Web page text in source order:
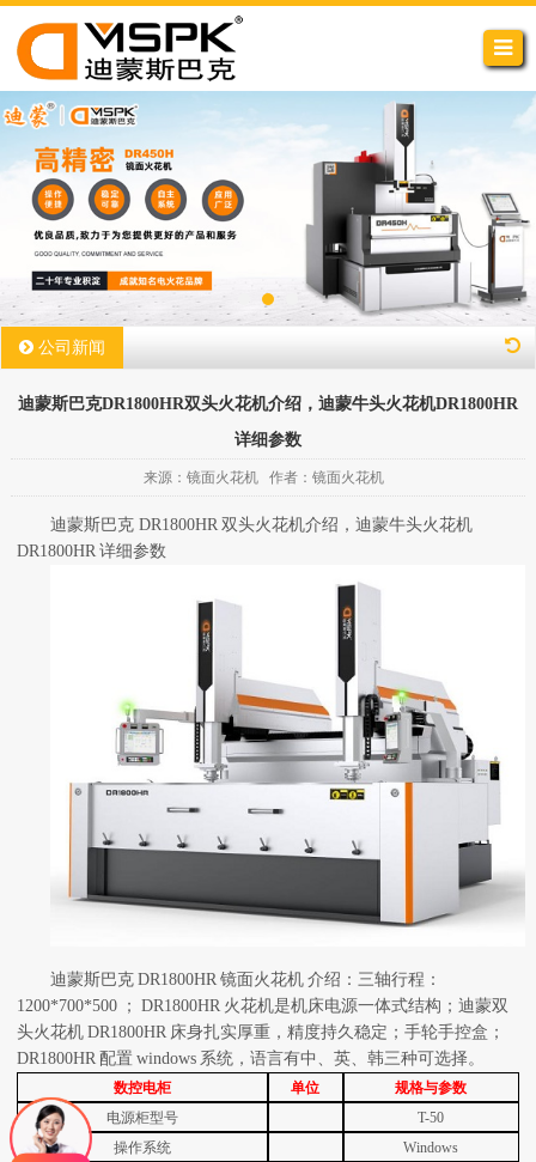
公司新闻
迪蒙斯巴克DR1800HR双头火花机介绍，迪蒙牛头火花机DR1800HR
详细参数
来源：镜面火花机 作者：镜面火花机
迪蒙斯巴克 DR1800HR 双头火花机介绍，迪蒙牛头火花机
DR1800HR 详细参数
迪蒙斯巴克 DR1800HR 镜面火花机 介绍：三轴行程：
1200*700*500
； DR1800HR 火花机是机床电源一体式结构；迪蒙双
头火花机 DR1800HR 床身扎实厚重，精度持久稳定；手轮手控盒；
DR1800HR 配置 windows 系统，语言有中、英、韩三种可选择。
数控电柜 单位
规格与参数
电源柜型号
T-50
操作系统
Windows